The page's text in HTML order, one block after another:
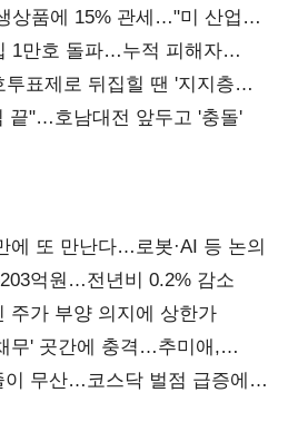
상품에 15% 관세…"미 산업
1만호 돌파…누적 피해자
표제로 뒤집힐 땐 '지지층
끝"…호남대전 앞두고 '충돌'
에 또 만난다…로봇·AI 등 논의
억원…전년비 0.2% 감소
주가 부양 의지에 상한가
무' 곳간에 충격…추미애,
승부수
이 무산…코스닥 벌점 급증에